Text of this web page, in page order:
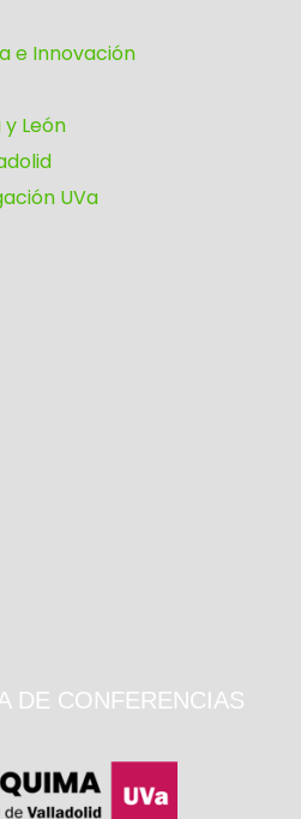
e Innovación
y León
UVa
DE CONFERENCIAS